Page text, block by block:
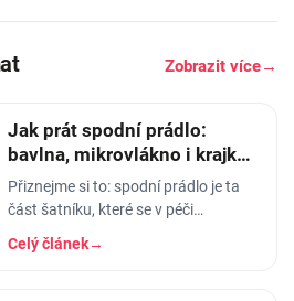
Zobrazit více→
Jak prát spodní prádlo:
bavlna, mikrovlákno i krajka,
aby vydrželo
Přiznejme si to: spodní prádlo je ta
část šatníku, které se v péči
věnujeme nejmíň. Hodíme ho do
pračky se vším ostatním, dáme
Celý článek→